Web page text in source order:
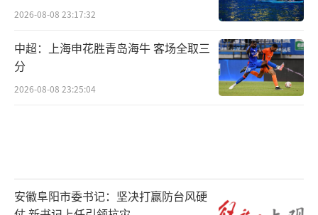
2026-08-08 23:17:32
中超：上海申花胜青岛海牛 客场全取三
分
2026-08-08 23:25:04
安徽阜阳市委书记：坚决打赢防台风硬